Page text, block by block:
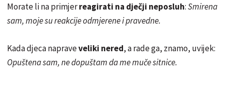
Morate li na primjerreagirati na dječji neposluh:Smirena
sam, moje su reakcije odmjerene i pravedne.
Kada djeca napraveveliki nered, a rade ga, znamo, uvijek:
Opuštena sam, ne dopuštam da me muče sitnice.